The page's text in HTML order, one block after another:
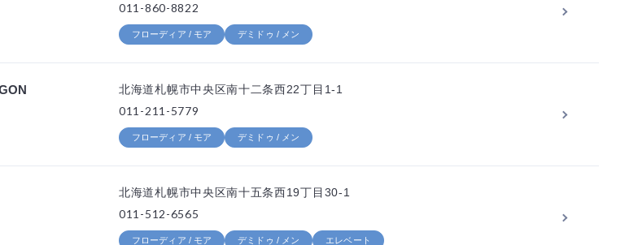
011-860-8822
フローディア / モア デミドゥ / メン
北海道札幌市中央区南十二条西22丁目1-1
011-211-5779
フローディア / モア デミドゥ / メン
北海道札幌市中央区南十五条西19丁目30-1
011-512-6565
フローディア / モア デミドゥ / メン エレベート